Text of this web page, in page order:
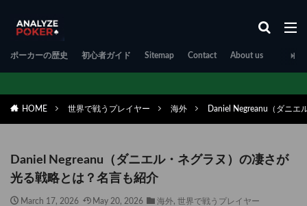
ポーカーの歴史 初心者ガイド Sitemap Contact About us
HOME 世界で戦うプレイヤー 海外 Daniel Negreanu（ダニ
Daniel Negreanu（ダニエル・ネグラヌ）の凄さが
光る戦略とは？名言も紹介
March 17, 2026 May 20, 2026 海外, 世界で戦うプレイヤー